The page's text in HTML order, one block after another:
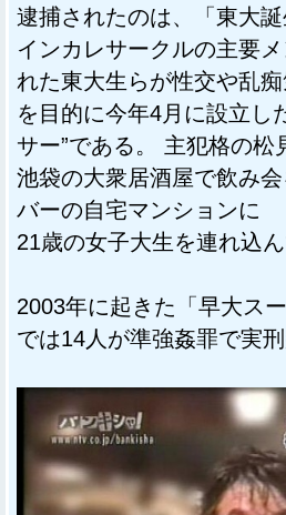
逮捕されたのは、「東大
インカレサークルの主要
れた東大生らが性交や乱
を目的に今年4月に設立し
サー”である。 主犯格の松
池袋の大衆居酒屋で飲み
バーの自宅マンションに
21歳の女子大生を連れ込
2003年に起きた「早大ス
では14人が準強姦罪で実刑